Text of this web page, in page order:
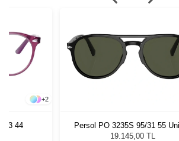
+2
44
Persol PO 3235S 95/31 55
Güneş Gözlüğü
19.145,00 TL